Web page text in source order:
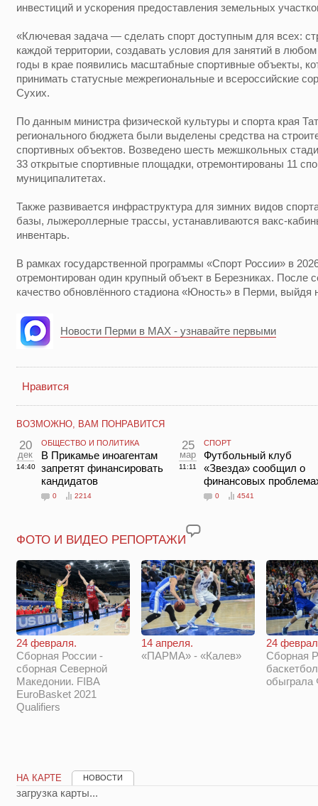
инвестиций и ускорения предоставления земельных
«Ключевая задача — сделать спорт доступным для всех:
каждой территории, создавать условия для занятий в
годы в крае появились масштабные спортивные объекты,
принимать статусные межрегиональные и всероссийские
Сухих.
По данным министра физической культуры и спорта края
регионального бюджета были выделены средства на
спортивных объектов. Возведено шесть межшкольных
33 открытые спортивные площадки, отремонтированы 11
муниципалитетах.
Также развивается инфраструктура для зимних видов
базы, лыжероллерные трассы, устанавливаются вакс-
инвентарь.
В рамках государственной программы «Спорт России» в
отремонтирован один крупный объект в Березниках. После
качество обновлённого стадиона «Юность» в Перми, выйдя
Новости Перми в MAX - узнавайте первыми
Нравится
ВОЗМОЖНО, ВАМ ПОНРАВИТСЯ
20
дек
14:40
ОБЩЕСТВО И ПОЛИТИКА
В Прикамье иноагентам
запретят финансировать
кандидатов
0 2214
25
мар
11:11
СПОРТ
Футбольный клуб
«Звезда» сообщил о
финансовых
0 4541
ФОТО И ВИДЕО РЕПОРТАЖИ
24 февраля.
Сборная России -
сборная Северной
Македонии. FIBA
EuroBasket 2021
Qualifiers
14 апреля.
«ПАРМА» - «Калев»
24
Сборная
обыграла
НА КАРТЕ НОВОСТИ
загрузка карты...